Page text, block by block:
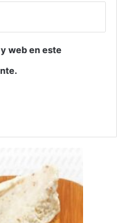
web en este